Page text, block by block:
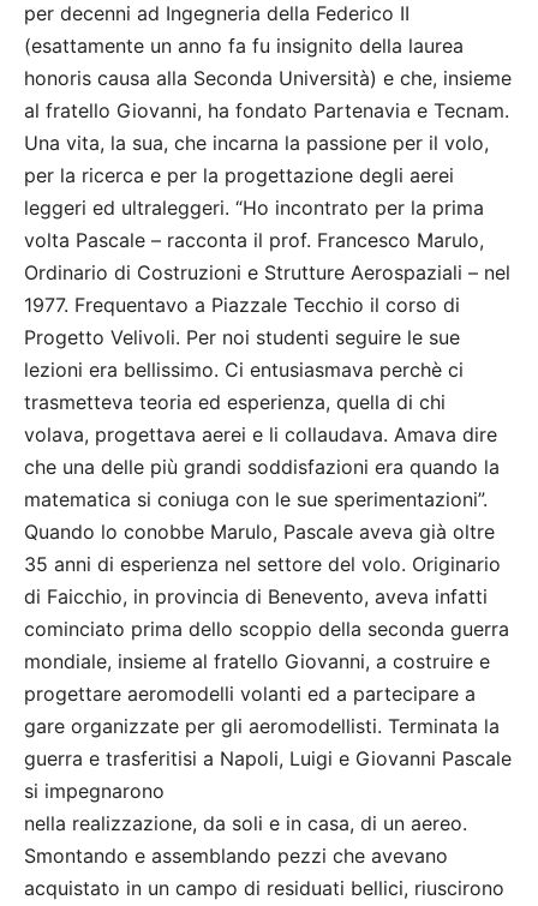
per decenni ad Ingegneria della Federico II
(esattamente un anno fa fu insignito della laurea
honoris causa alla Seconda Università) e che, insieme
al fratello Giovanni, ha fondato Partenavia e Tecnam.
Una vita, la sua, che incarna la passione per il volo,
per la ricerca e per la progettazione degli aerei
leggeri ed ultraleggeri. “Ho incontrato per la prima
volta Pascale – racconta il prof. Francesco Marulo,
Ordinario di Costruzioni e Strutture Aerospaziali – nel
1977. Frequentavo a Piazzale Tecchio il corso di
Progetto Velivoli. Per noi studenti seguire le sue
lezioni era bellissimo. Ci entusiasmava perchè ci
trasmetteva teoria ed esperienza, quella di chi
volava, progettava aerei e li collaudava. Amava dire
che una delle più grandi soddisfazioni era quando la
matematica si coniuga con le sue sperimentazioni”.
Quando lo conobbe Marulo, Pascale aveva già oltre
35 anni di esperienza nel settore del volo. Originario
di Faicchio, in provincia di Benevento, aveva infatti
cominciato prima dello scoppio della seconda guerra
mondiale, insieme al fratello Giovanni, a costruire e
progettare aeromodelli volanti ed a partecipare a
gare organizzate per gli aeromodellisti. Terminata la
guerra e trasferitisi a Napoli, Luigi e Giovanni Pascale
si impegnarono
nella realizzazione, da soli e in casa, di un aereo.
Smontando e assemblando pezzi che avevano
acquistato in un campo di residuati bellici, riuscirono